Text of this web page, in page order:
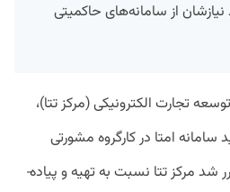
از سامانه‌های حاکمیتی
تجارت الکترونیکی (مرکز تتا)،
امتا در کارگروه مشورتی
راهبری تجارت الکترونیکی مقرر شد مرکز تتا نسبت به تهیه و پیاده‌­